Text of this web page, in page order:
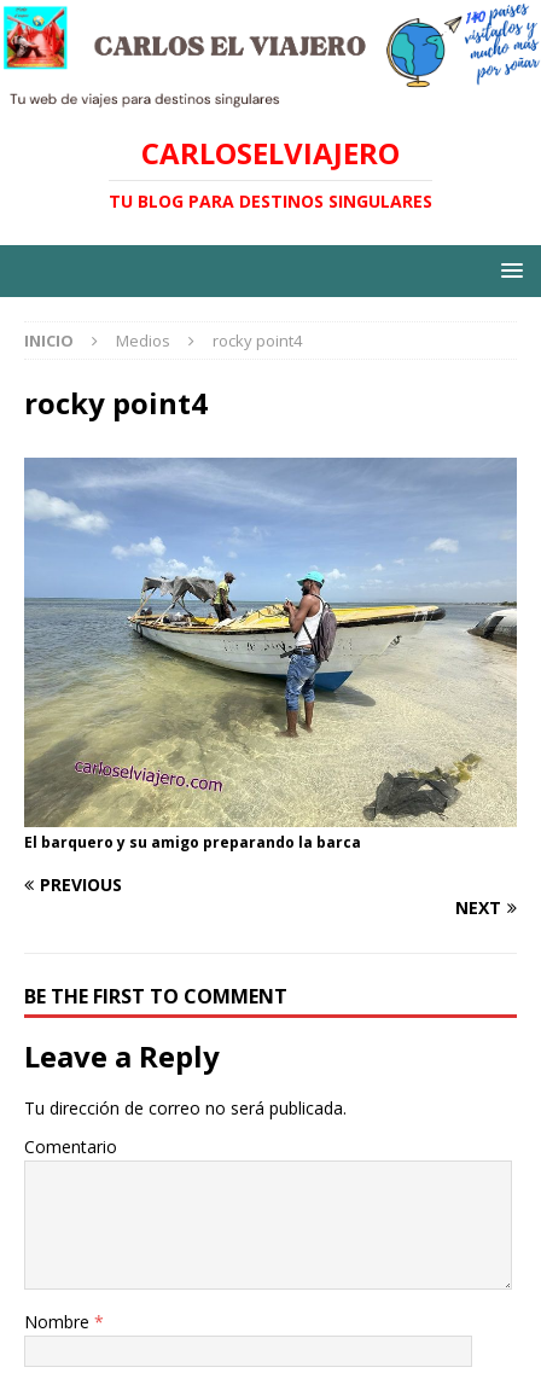
CARLOSELVIAJERO
TU BLOG PARA DESTINOS SINGULARES
INICIO Medios rocky point4
rocky point4
El barquero y su amigo preparando la barca
PREVIOUS
NEXT
BE THE FIRST TO COMMENT
Leave a Reply
Tu dirección de correo no será publicada.
Comentario
Nombre *